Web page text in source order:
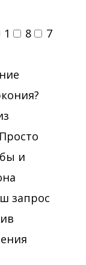
1 8
7
и
запрос